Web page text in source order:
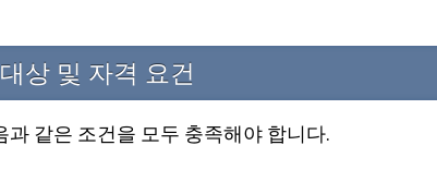
상 및 자격 요건
과 같은 조건을 모두 충족해야 합니다.